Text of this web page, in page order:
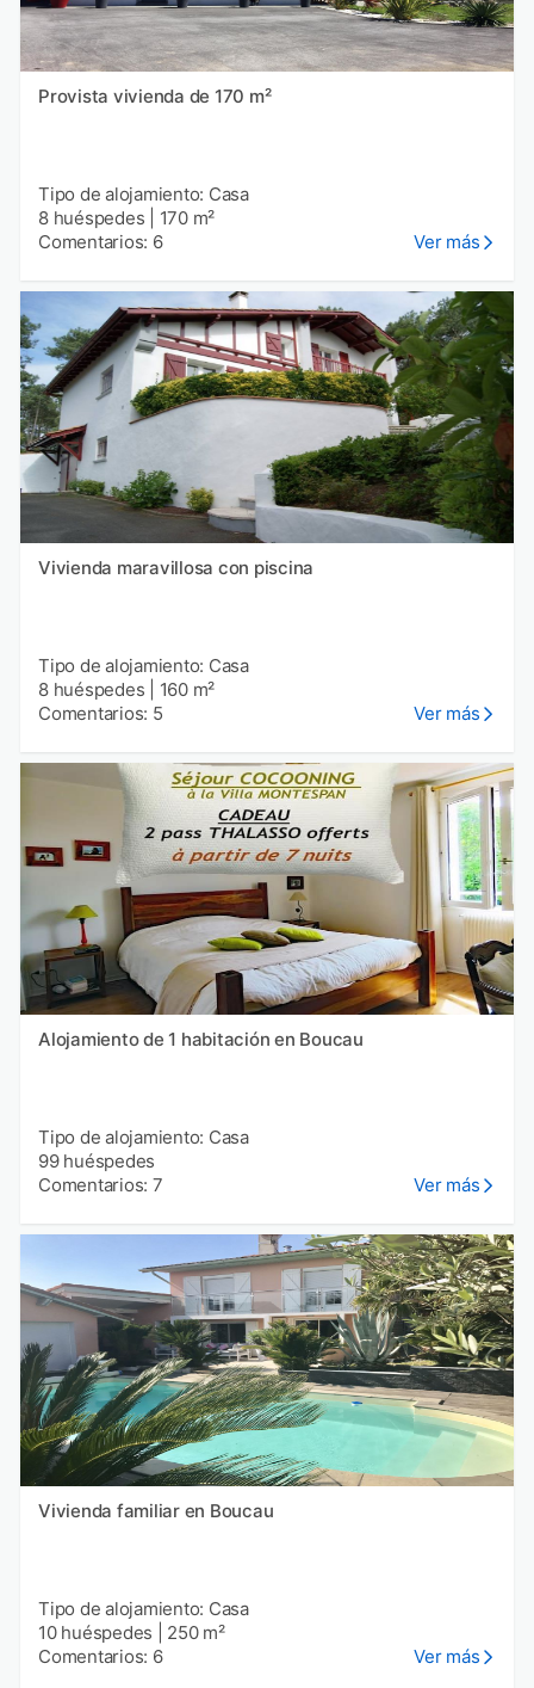
Provista vivienda de 170 m²
Tipo de alojamiento: Casa
8 huéspedes
170 m²
Comentarios: 6
Ver más
Vivienda maravillosa con piscina
Tipo de alojamiento: Casa
8 huéspedes
160 m²
Comentarios: 5
Ver más
Alojamiento de 1 habitación en Boucau
Tipo de alojamiento: Casa
99 huéspedes
Comentarios: 7
Ver más
Vivienda familiar en Boucau
Tipo de alojamiento: Casa
10 huéspedes
250 m²
Comentarios: 6
Ver más